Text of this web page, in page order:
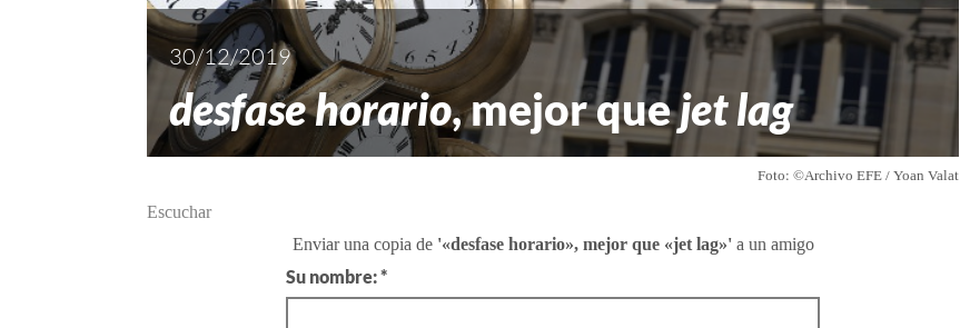
30/12/2019
desfase horario, mejor quejet lag
Foto: ©Archivo EFE / Yoan Valat
Escuchar
Enviar una copia de '«desfase horario», mejor que «jet lag»'a un amigo
Su nombre: *